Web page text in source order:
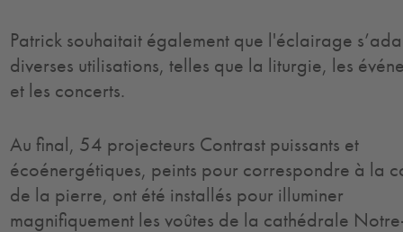
Patrick souhaitait également que l'éclairage
diverses utilisations, telles que la liturgie, les
et les concerts.
Au final, 54 projecteurs Contrast puissants et
écoénergétiques, peints pour correspondre à la
de la pierre, ont été installés pour illuminer
magnifiquement les voûtes de la cathédrale